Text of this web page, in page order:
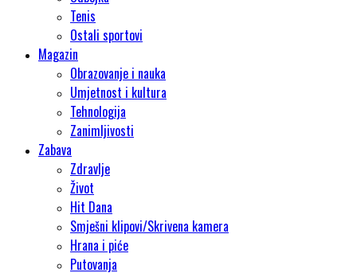
Tenis
Ostali sportovi
Magazin
Obrazovanje i nauka
Umjetnost i kultura
Tehnologija
Zanimljivosti
Zabava
Zdravlje
Život
Hit Dana
Smješni klipovi/Skrivena kamera
Hrana i piće
Putovanja